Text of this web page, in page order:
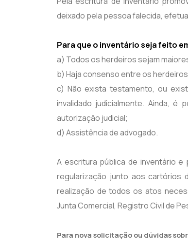
deixado pela pessoa falecida,
Para que o inventário seja feito
a) Todos os herdeiros sejam
b) Haja consenso entre os
c) Não exista testamento, ou
invalidado judicialmente. Ainda, é
autorização judicial;
d) Assistência de advogado.
A escritura pública de inventário e
regularização junto aos cartórios
realização de todos os atos
Junta Comercial, Registro Civil de
Para nova solicitação ou dúvidas